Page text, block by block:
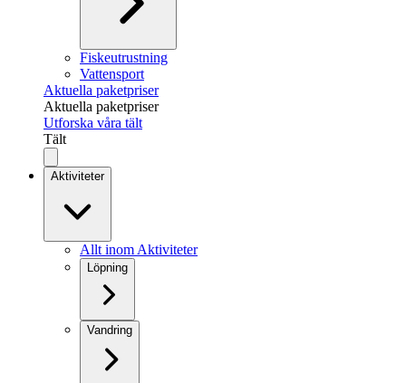
Fiskeutrustning
Vattensport
Aktuella paketpriser
Aktuella paketpriser
Utforska våra tält
Tält
Aktiviteter
Allt inom Aktiviteter
Löpning
Vandring